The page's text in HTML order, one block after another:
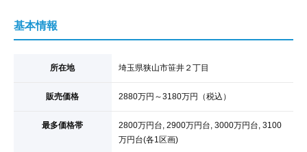
基本情報
所在地 埼玉県狭山市笹井２丁目
販売価格 2880万円 ～3180万円 （税込）
最多価格帯
2800万円台, 2900万円台, 3000万円台, 3100
万円台(各1区画)